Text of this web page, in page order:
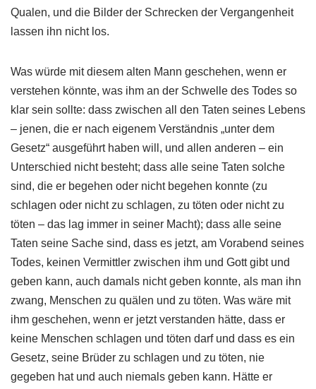
Qualen, und die Bilder der Schrecken der Vergangenheit
lassen ihn nicht los.
Was würde mit diesem alten Mann geschehen, wenn er
verstehen könnte, was ihm an der Schwelle des Todes so
klar sein sollte: dass zwischen all den Taten seines Lebens
– jenen, die er nach eigenem Verständnis „unter dem
Gesetz“ ausgeführt haben will, und allen anderen – ein
Unterschied nicht besteht; dass alle seine Taten solche
sind, die er begehen oder nicht begehen konnte (zu
schlagen oder nicht zu schlagen, zu töten oder nicht zu
töten – das lag immer in seiner Macht); dass alle seine
Taten seine Sache sind, dass es jetzt, am Vorabend seines
Todes, keinen Vermittler zwischen ihm und Gott gibt und
geben kann, auch damals nicht geben konnte, als man ihn
zwang, Menschen zu quälen und zu töten. Was wäre mit
ihm geschehen, wenn er jetzt verstanden hätte, dass er
keine Menschen schlagen und töten darf und dass es ein
Gesetz, seine Brüder zu schlagen und zu töten, nie
gegeben hat und auch niemals geben kann. Hätte er